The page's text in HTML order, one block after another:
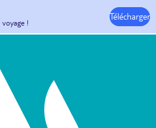
voyage !
Télécharger